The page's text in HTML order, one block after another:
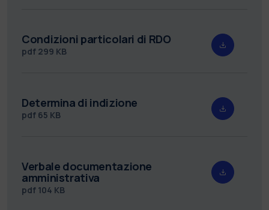
Condizioni particolari di RDO
pdf 299 KB
Determina di indizione
pdf 65 KB
Verbale documentazione
amministrativa
pdf 104 KB